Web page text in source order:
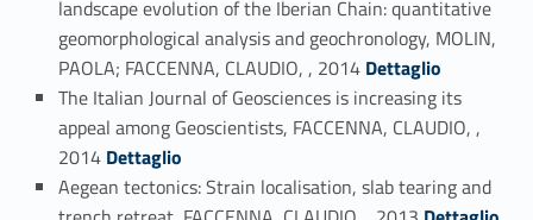
landscape evolution of the Iberian Chain: quantitative
geomorphological analysis and geochronology, MOLIN,
PAOLA; FACCENNA, CLAUDIO, , 2014 Link identifier #identifier_person_177630-121
Dettaglio
The Italian Journal of Geosciences is increasing its
appeal among Geoscientists, FACCENNA, CLAUDIO, ,
2014 Link identifier #identifier_person_55310-122
Dettaglio
Aegean tectonics: Strain localisation, slab tearing and
Link identifier #identifier_person_191886-123